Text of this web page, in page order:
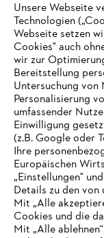
Unternehmen
Online Shop
Unsere Webseite
Technologien
Webseite setzen
Cookies" auch
wir zur
Bereitstellung
Untersuchung
Personalisierung
umfassender
Einwilligung
(z.B. Google oder
Ihre
Europäischen
„Einstellungen"
Details zu den
Mit „Alle
Cookies und die
Mit „Alle